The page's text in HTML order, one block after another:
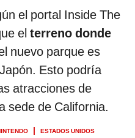
el portal Inside The
el terreno donde
nuevo parque es
Esto podría
atracciones de
sede de California.
ESTADOS UNIDOS